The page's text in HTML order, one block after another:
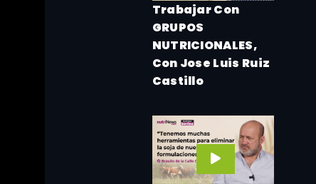
Trabajar Con
GRUPOS
NUTRICIONALES,
Con Jose Luis Ruiz
Castillo